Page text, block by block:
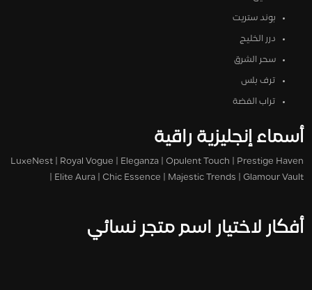
بوند ستريت
درر الخليج
سحر الشرق
ترف بلس
تراب الفضة
أسماء إنجليزية راقية
LuxeNest | Royal Vogue | Eleganza | Opulent Touch | Prestige Haven
| Elite Aura | Chic Essence | Majestic Trends | Glamour Vault
أفكار لاختيار اسم متجر نسائي